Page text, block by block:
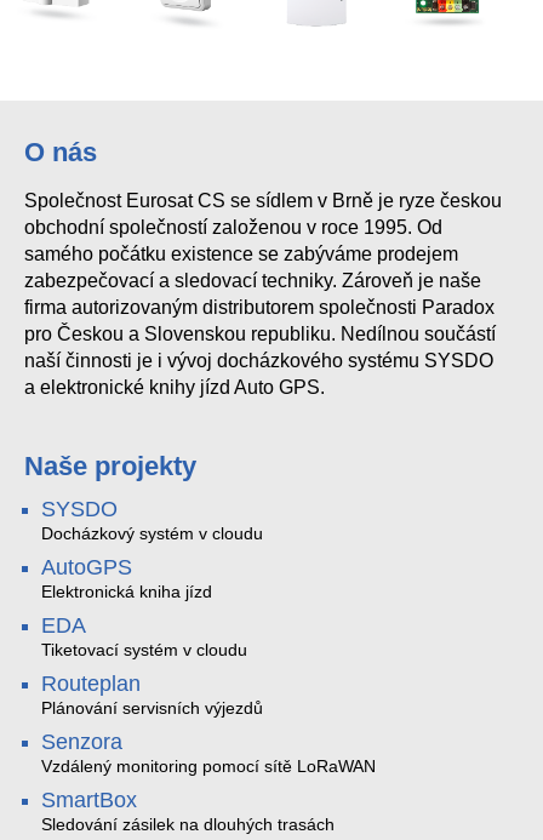
O nás
Společnost Eurosat CS se sídlem v Brně je ryze českou
obchodní společností založenou v roce 1995. Od
samého počátku existence se zabýváme prodejem
zabezpečovací a sledovací techniky. Zároveň je naše
firma autorizovaným distributorem společnosti Paradox
pro Českou a Slovenskou republiku. Nedílnou součástí
naší činnosti je i vývoj docházkového systému SYSDO
a elektronické knihy jízd Auto GPS.
Naše projekty
SYSDO
Docházkový systém v cloudu
AutoGPS
Elektronická kniha jízd
EDA
Tiketovací systém v cloudu
Routeplan
Plánování servisních výjezdů
Senzora
Vzdálený monitoring pomocí sítě LoRaWAN
SmartBox
Sledování zásilek na dlouhých trasách